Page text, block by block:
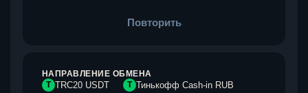
Повторить
НАПРАВЛЕНИЕ ОБМЕНА
T TRC20 USDT Т Тинькофф Cash-in RUB